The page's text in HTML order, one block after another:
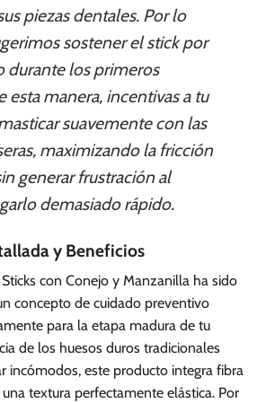
piezas dentales. Por lo
sostener el stick por
durante los primeros
esta manera, incentivas a tu
suavemente con las
maximizando la fricción
generar frustración al
demasiado rápido.
y Beneficios
con Conejo y Manzanilla ha sido
concepto de cuidado preventivo
para la etapa madura de tu
de los huesos duros tradicionales
incómodos, este producto integra fibra
textura perfectamente elástica. Por